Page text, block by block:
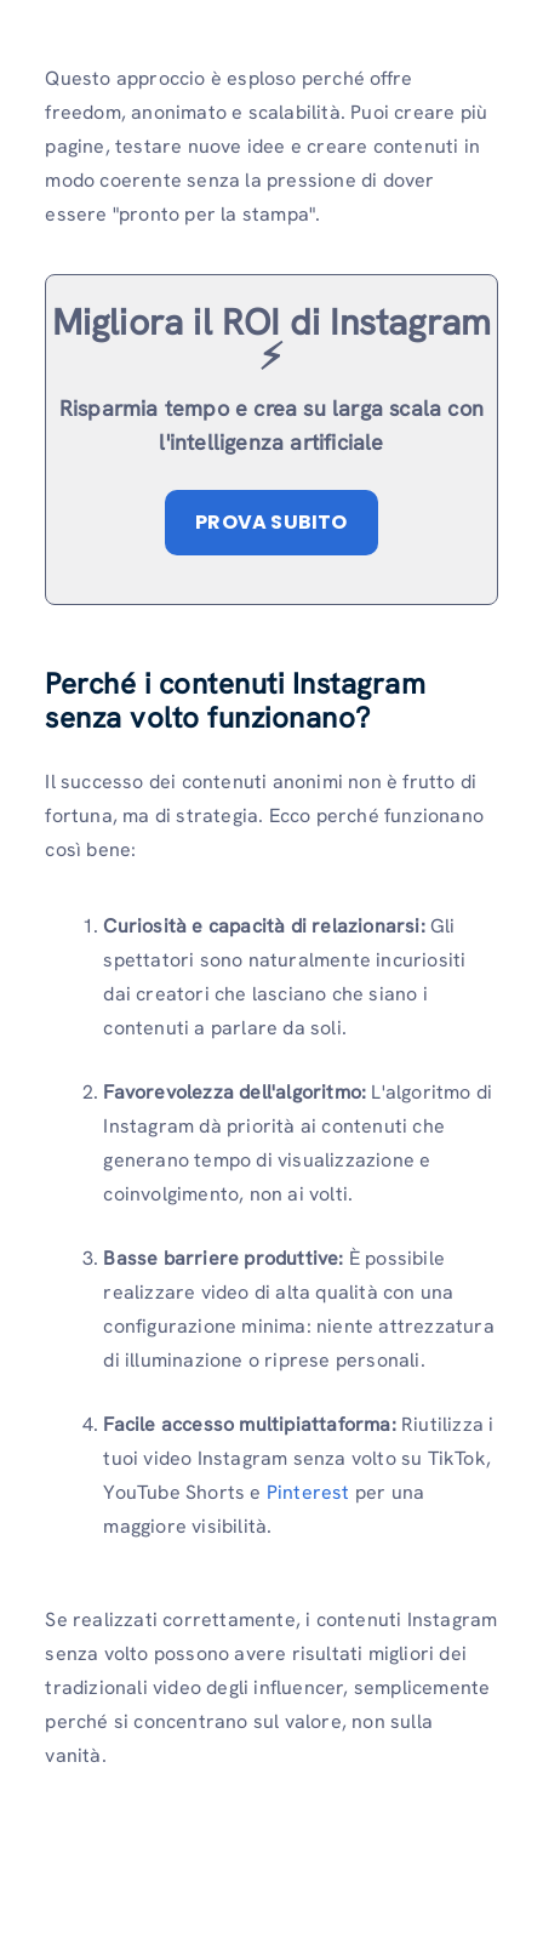
Questo approccio è esploso perché offre
freedom, anonimato e scalabilità. Puoi creare più
pagine, testare nuove idee e creare contenuti in
modo coerente senza la pressione di dover
essere "pronto per la stampa".
Migliora il ROI di Instagram
⚡️
Risparmia tempo e crea su larga scala con
l'intelligenza artificiale
PROVA SUBITO
Perché i contenuti Instagram
senza volto funzionano?
Il successo dei contenuti anonimi non è frutto di
fortuna, ma di strategia. Ecco perché funzionano
così bene:
Curiosità e capacità di relazionarsi:Gli
spettatori sono naturalmente incuriositi
dai creatori che lasciano che siano i
contenuti a parlare da soli.
Favorevolezza dell'algoritmo: L'algoritmo di
Instagram dà priorità ai contenuti che
generano tempo di visualizzazione e
coinvolgimento, non ai volti.
Basse barriere produttive: È possibile
realizzare video di alta qualità con una
configurazione minima: niente attrezzatura
di illuminazione o riprese personali.
Facile accesso multipiattaforma:Riutilizza i
tuoi video Instagram senza volto su TikTok,
YouTube Shorts e Pinterest per una
maggiore visibilità.
Se realizzati correttamente, i contenuti Instagram
senza volto possono avere risultati migliori dei
tradizionali video degli influencer, semplicemente
perché si concentrano sul valore, non sulla
vanità.